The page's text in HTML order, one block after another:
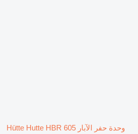
وحدة حفر الآبار Hütte Hutte HBR 605